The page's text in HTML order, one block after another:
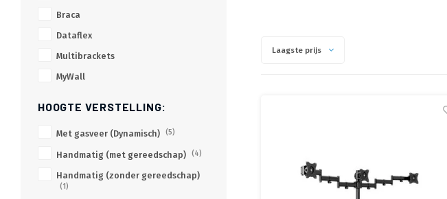
Braca
Dataflex
Multibrackets
MyWall
HOOGTE VERSTELLING:
Met gasveer (Dynamisch) (5)
Handmatig (met gereedschap) (4)
Handmatig (zonder gereedschap)
(1)
Laagste prijs